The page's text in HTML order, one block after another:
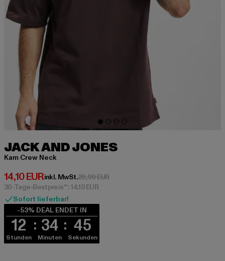
JACK AND JONES
Kam Crew Neck
14,10 EUR
Derzeitiger Preis: 14,10 EUR
inkl. MwSt.29,99 EURAktionspreis: 29,99 EUR
30-Tage-Bestpreis**: 14,10 EUR
Sofort lieferbar!
-53% DEAL ENDET IN
12
Stunden
34
Minuten
45
Sekunden